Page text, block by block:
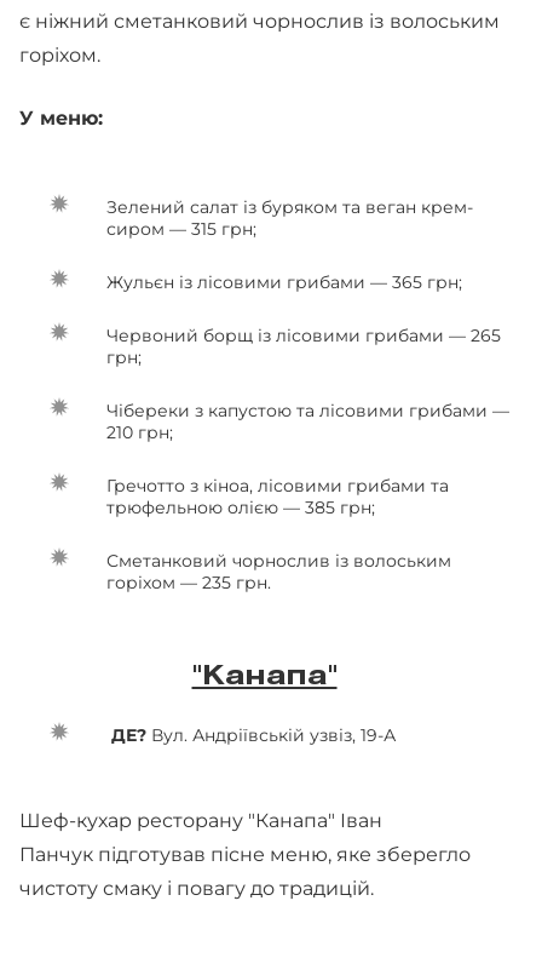
є ніжний сметанковий чорнослив із волоським
горіхом.
У меню:
Зелений салат із буряком та веган крем-
сиром — 315 грн;
Жульєн із лісовими грибами — 365 грн;
Червоний борщ із лісовими грибами — 265
грн;
Чібереки з капустою та лісовими грибами —
210 грн;
Гречотто з кіноа, лісовими грибами та
трюфельною олією — 385 грн;
Сметанковий чорнослив із волоським
горіхом — 235 грн.
"Канапа"
ДЕ? Вул. Андріївській узвіз, 19-А
Шеф-кухар ресторану "Канапа" Іван
Панчук підготував пісне меню, яке зберегло
чистоту смаку і повагу до традицій.